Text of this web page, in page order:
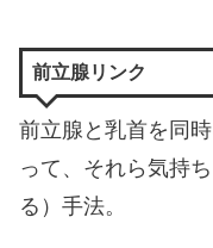
前立腺リンク
前立腺と乳首を同
って、それら気持
る）手法。